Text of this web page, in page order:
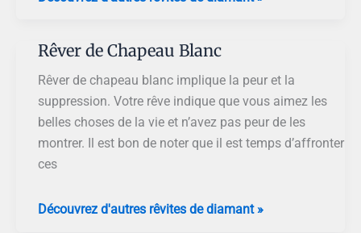
Noir
Rêver de Chapeau Blanc
Rêver de chapeau blanc implique la peur et la
suppression. Votre rêve indique que vous aimez les
belles choses de la vie et n’avez pas peur de les
montrer. Il est bon de noter que il est temps d’affronter
ces
Rêver
Découvrez d'autres rêvites de diamant »